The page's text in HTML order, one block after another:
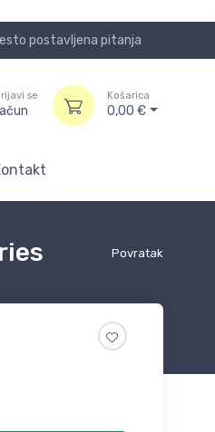
postavljena pitanja
se Košarica
0,00 €
Povratak